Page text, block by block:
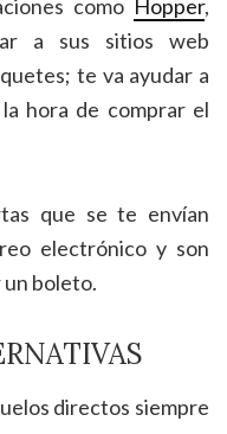
como Hopper,
a sus sitios web
te va ayudar a
hora de comprar el
que se te envían
electrónico y son
boleto.
directos siempre